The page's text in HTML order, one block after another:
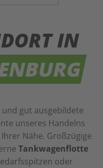
IN
gut ausgebildete
unseres Handelns
Nähe. Großzügige
Tankwagenflotte
oder